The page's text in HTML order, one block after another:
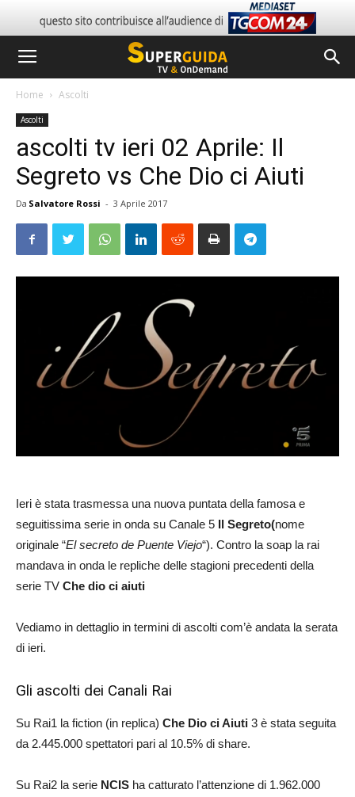
Home Ascolti
Ascolti
ascolti tv ieri 02 Aprile: Il
Segreto vs Che Dio ci Aiuti
Da Salvatore Rossi - 3 Aprile 2017
Ieri è stata trasmessa una nuova puntata della famosa e
seguitissima serie in onda su Canale 5 Il Segreto(nome
originale “El secreto de Puente Viejo“). Contro la soap la rai
mandava in onda le repliche delle stagioni precedenti della
serie TV Che dio ci aiuti
Vediamo in dettaglio in termini di ascolti com’è andata la serata
di ieri.
Gli ascolti dei Canali Rai
Su Rai1 la fiction (in replica) Che Dio ci Aiuti 3 è stata seguita
da 2.445.000 spettatori pari al 10.5% di share.
Su Rai2 la serie NCIS ha catturato l’attenzione di 1.962.000